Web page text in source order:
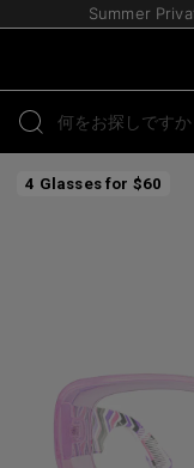
Summer
4 Glasses for $60